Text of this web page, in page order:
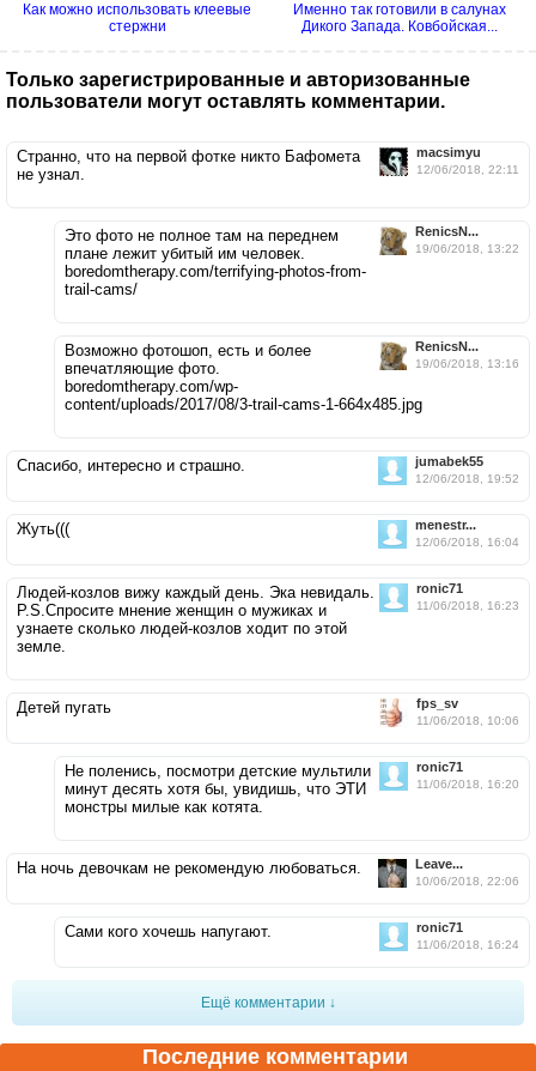
Как можно использовать клеевые
стержни
Именно так готовили в салунах
Дикого Запада. Ковбойская...
Только зарегистрированные и авторизованные
пользователи могут оставлять комментарии.
macsimyu
12/06/2018, 22:11
Странно, что на первой фотке никто Бафомета
не узнал.
RenicsN...
19/06/2018, 13:22
Это фото не полное там на переднем
плане лежит убитый им человек.
boredomtherapy.com/terrifying-photos-from-
trail-cams/
RenicsN...
19/06/2018, 13:16
Возможно фотошоп, есть и более
впечатляющие фото.
boredomtherapy.com/wp-
content/uploads/2017/08/3-trail-cams-1-664x485.jpg
jumabek55
12/06/2018, 19:52
Спасибо, интересно и страшно.
menestr...
12/06/2018, 16:04
Жуть(((
ronic71
11/06/2018, 16:23
Людей-козлов вижу каждый день. Эка невидаль.
P.S.Спросите мнение женщин о мужиках и
узнаете сколько людей-козлов ходит по этой
земле.
fps_sv
11/06/2018, 10:06
Детей пугать
ronic71
11/06/2018, 16:20
Не поленись, посмотри детские мультили
минут десять хотя бы, увидишь, что ЭТИ
монстры милые как котята.
Leave...
10/06/2018, 22:06
На ночь девочкам не рекомендую любоваться.
ronic71
11/06/2018, 16:24
Сами кого хочешь напугают.
Ещё комментарии ↓
Последние комментарии